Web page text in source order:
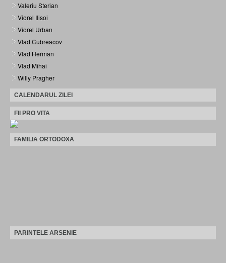
Valeriu Sterian
Viorel Ilisoi
Viorel Urban
Vlad Cubreacov
Vlad Herman
Vlad Mihai
Willy Pragher
CALENDARUL ZILEI
FII PRO VITA
FAMILIA ORTODOXA
PARINTELE ARSENIE